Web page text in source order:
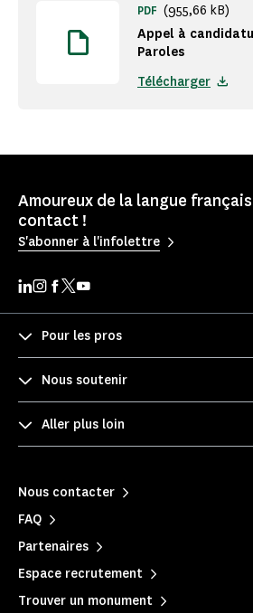
Appel à
Paroles
PDF (955,66 kB)
Télécharger
Amoureux de la langue
contact !
S'abonner à l'infolettre
Pour les pros
Nous soutenir
Aller plus loin
Nous contacter
FAQ
Partenaires
Espace recrutement
Trouver un monument